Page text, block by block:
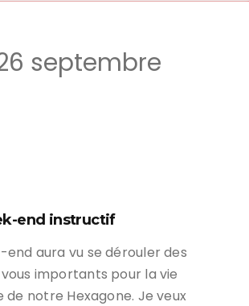
septembre
end instructif
end aura vu se dérouler des
importants pour la vie
de notre Hexagone. Je veux